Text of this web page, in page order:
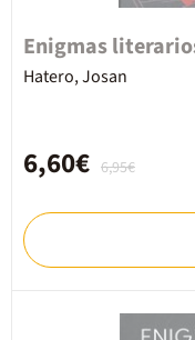
Enigmas
Hatero, Josan
6,95€
6,60€